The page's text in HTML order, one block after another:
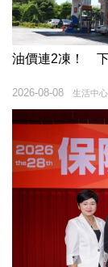
油價連2凍！
生活中
2026-08-08